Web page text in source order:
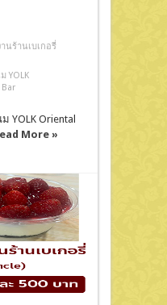
านร้านเบเกอรี่
YOLK
Oriental
More »